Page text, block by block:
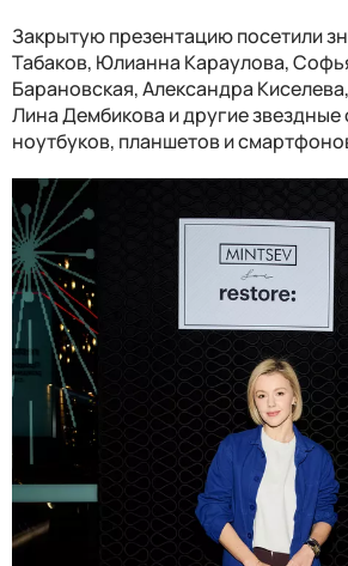
Закрытую презентацию посетили
Табаков, Юлианна Караулова,
Барановская, Александра
Лина Дембикова и другие звездные
ноутбуков, планшетов и